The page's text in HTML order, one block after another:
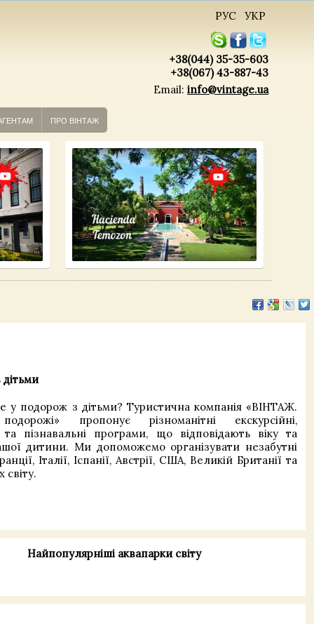
РУС УКР
+38(044) 35-35-603
+38(067) 43-887-43
Email: info@vintage.ua
ПРО ВІНТАЖ
у подорож з дітьми? Туристична компанія «ВІНТАЖ.
пропонує різноманітні екскурсійні,
та пізнавальні програми, що відповідають віку та
дитини. Ми допоможемо організувати незабутні
Італії, Іспанії, Австрії, США, Великій Британії та
світу.
Найпопулярніші аквапарки світу